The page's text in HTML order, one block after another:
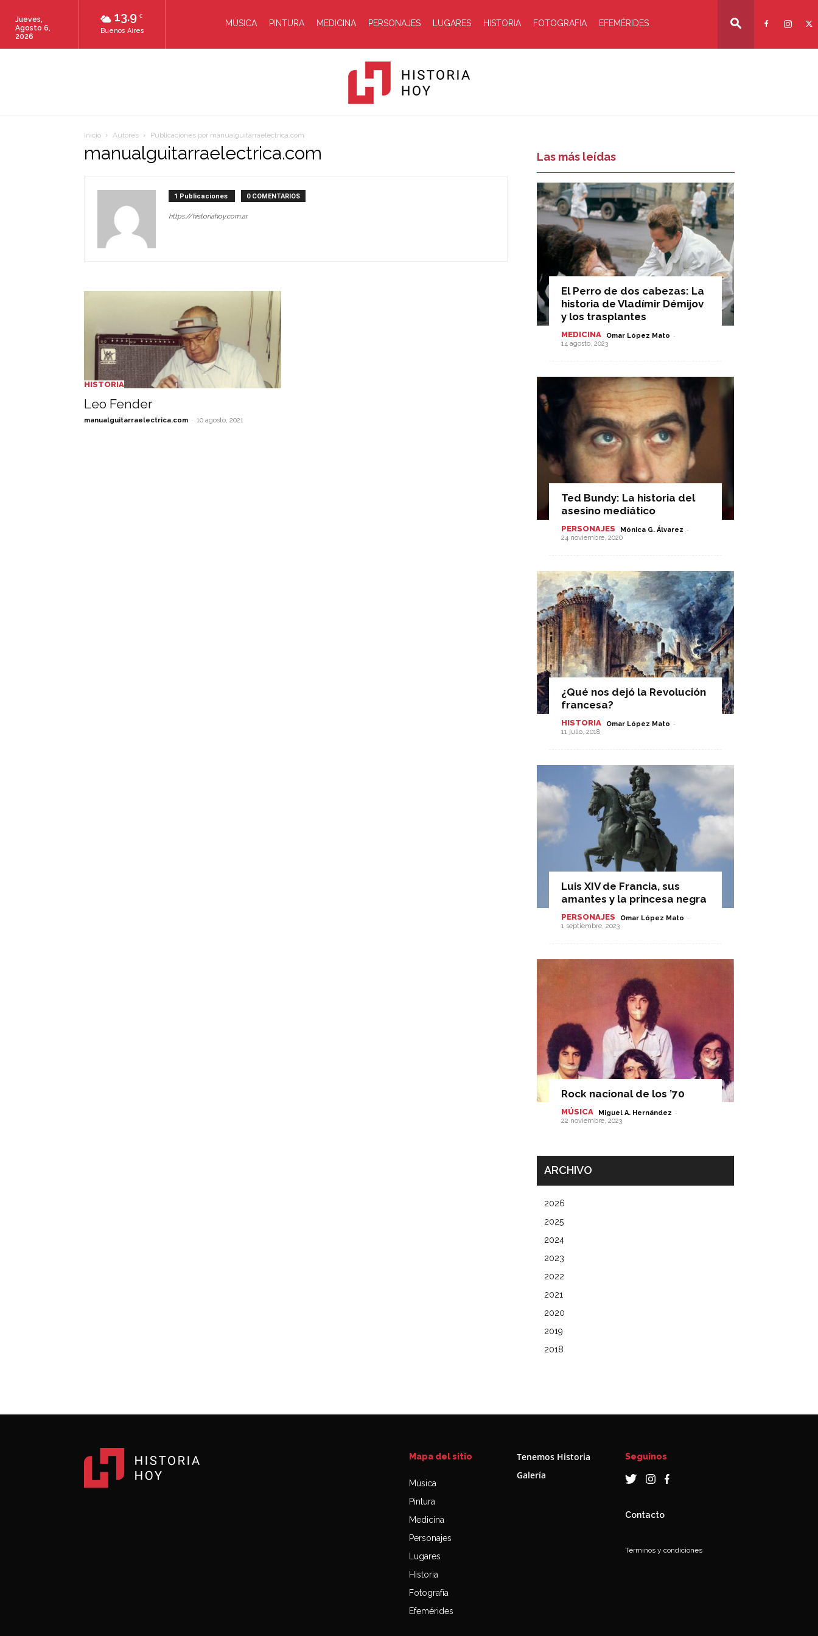
13.9 C
Buenos Aires
Jueves,
Agosto 6,
2026
MÚSICA PINTURA MEDICINA PERSONAJES LUGARES HISTORIA FOTOGRAFIA EFEMÉRIDES
Inicio Autores Publicaciones por manualguitarraelectrica.com
manualguitarraelectrica.com
1 Publicaciones 0 COMENTARIOS
https://historiahoy.com.ar
HISTORIA
Leo Fender
manualguitarraelectrica.com - 10 agosto, 2021
Las más leídas
El Perro de dos cabezas: La
historia de Vladímir Démijov
y los trasplantes
MEDICINA Omar López Mato -
14 agosto, 2023
Ted Bundy: La historia del
asesino mediático
PERSONAJES Mónica G. Álvarez -
24 noviembre, 2020
¿Qué nos dejó la Revolución
francesa?
HISTORIA Omar López Mato -
11 julio, 2018
Luis XIV de Francia, sus
amantes y la princesa negra
PERSONAJES Omar López Mato -
1 septiembre, 2023
Rock nacional de los ’70
MÚSICA Miguel A. Hernández -
22 noviembre, 2023
ARCHIVO
2026
2025
2024
2023
2022
2021
2020
2019
2018
Mapa del sitio
Música
Pintura
Medicina
Personajes
Lugares
Historia
Fotografía
Efemérides
Tenemos Historia
Galería
Seguinos
Contacto
Términos y condiciones